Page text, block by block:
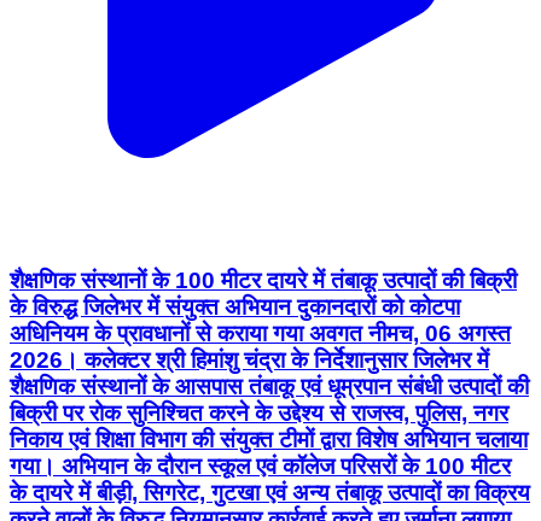
शैक्षणिक संस्थानों के 100 मीटर दायरे में तंबाकू उत्पादों की बिक्री
के विरुद्ध जिलेभर में संयुक्त अभियान दुकानदारों को कोटपा
अधिनियम के प्रावधानों से कराया गया अवगत नीमच, 06 अगस्त
2026। कलेक्टर श्री हिमांशु चंद्रा के निर्देशानुसार जिलेभर में
शैक्षणिक संस्थानों के आसपास तंबाकू एवं धूम्रपान संबंधी उत्पादों की
बिक्री पर रोक सुनिश्चित करने के उद्देश्य से राजस्व, पुलिस, नगर
निकाय एवं शिक्षा विभाग की संयुक्त टीमों द्वारा विशेष अभियान चलाया
गया। अभियान के दौरान स्कूल एवं कॉलेज परिसरों के 100 मीटर
के दायरे में बीड़ी, सिगरेट, गुटखा एवं अन्य तंबाकू उत्पादों का विक्रय